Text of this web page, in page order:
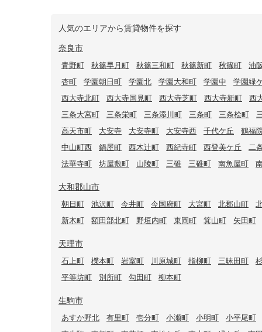
人気のエリアから賃貸物件を探す
奈良市
青野町 秋篠早月町 秋篠三和町 秋篠新町 秋篠町
油
杏町
学園朝日町 学園北 学園大和町 学園中
学園緑
西大寺北町
西大寺国見町 西大寺芝町 西大寺新町
西
三条大宮町
三条栄町 三条添川町 三条町 三条桧町
高天市町
大安寺 大安寺町 大安寺西 千代ケ丘
鶴福
中山町西
鍋屋町 西木辻町 西紀寺町 西登美ケ丘
二
法華寺町
坊屋敷町 山陵町 三碓 三碓町 南魚屋町
大和郡山市
朝日町 池沢町 今井町 今国府町 大宮町 北郡山町
新木町
額田部北町 野垣内町 東岡町 箕山町 矢田町
天理市
石上町 櫟本町 岩室町 川原城町 指柳町 三昧田町
平等坊町
別所町 勾田町 柳本町
生駒市
あすか野北 有里町 壱分町 小瀬町 小明町
小平尾町